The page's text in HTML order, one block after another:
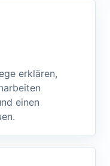
erklären,
einen